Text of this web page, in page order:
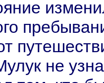
не